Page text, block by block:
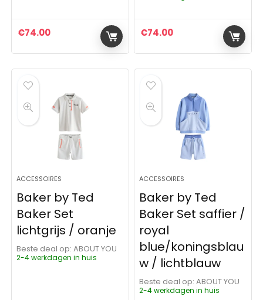
€74.00 €74.00
ACCESSOIRES
Baker by Ted
Baker Set
lichtgrijs / oranje
Beste deal op:
ABOUT YOU
2-4 werkdagen in huis
ACCESSOIRES
Baker by Ted
Baker Set saffier /
royal
blue/koningsblau
w / lichtblauw
Beste deal op:
ABOUT YOU
2-4 werkdagen in huis